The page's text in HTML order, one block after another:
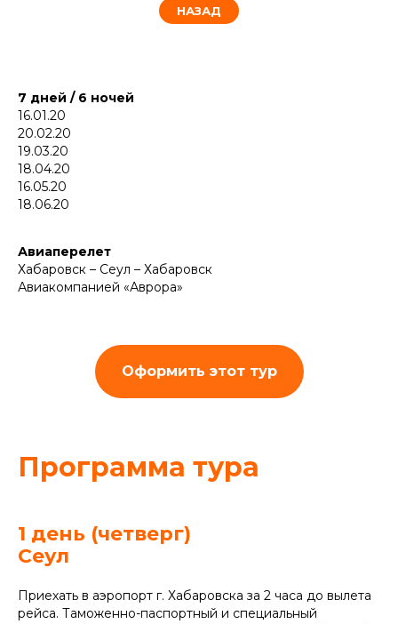
НАЗАД
7 дней / 6 ночей
16.01.20
20.02.20
19.03.20
18.04.20
16.05.20
18.06.20
Авиаперелет
Хабаровск – Сеул – Хабаровск
Авиакомпанией «Аврора»
Оформить этот тур
Программа тура
1 день (четверг)
Сеул
Приехать в аэропорт г. Хабаровска за 2 часа до вылета
рейса. Таможенно-паспортный и специальный